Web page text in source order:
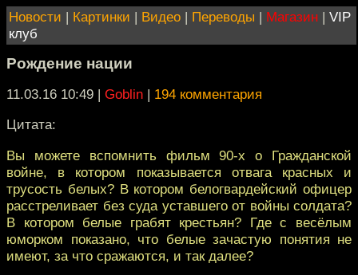
Новости | Картинки | Видео | Переводы | Магазин | VIP
клуб
Рождение нации
11.03.16 10:49 | Goblin | 194 комментария
Цитата:
Вы можете вспомнить фильм 90-х о Гражданской
войне, в котором показывается отвага красных и
трусость белых? В котором белогвардейский офицер
расстреливает без суда уставшего от войны солдата?
В котором белые грабят крестьян? Где с весёлым
юморком показано, что белые зачастую понятия не
имеют, за что сражаются, и так далее?